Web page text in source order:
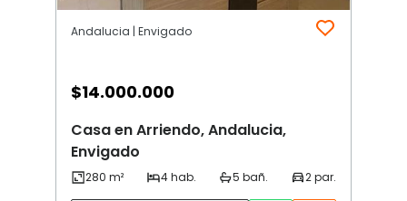
Andalucia | Envigado
$14.000.000
Casa en Arriendo, Andalucia,
Envigado